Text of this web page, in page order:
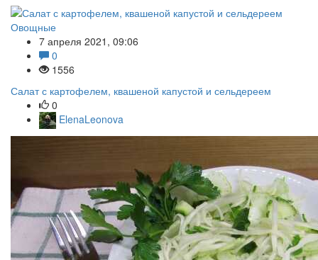
Овощные
7 апреля 2021, 09:06
0
1556
Салат с картофелем, квашеной капустой и сельдереем
0
ElenaLeonova